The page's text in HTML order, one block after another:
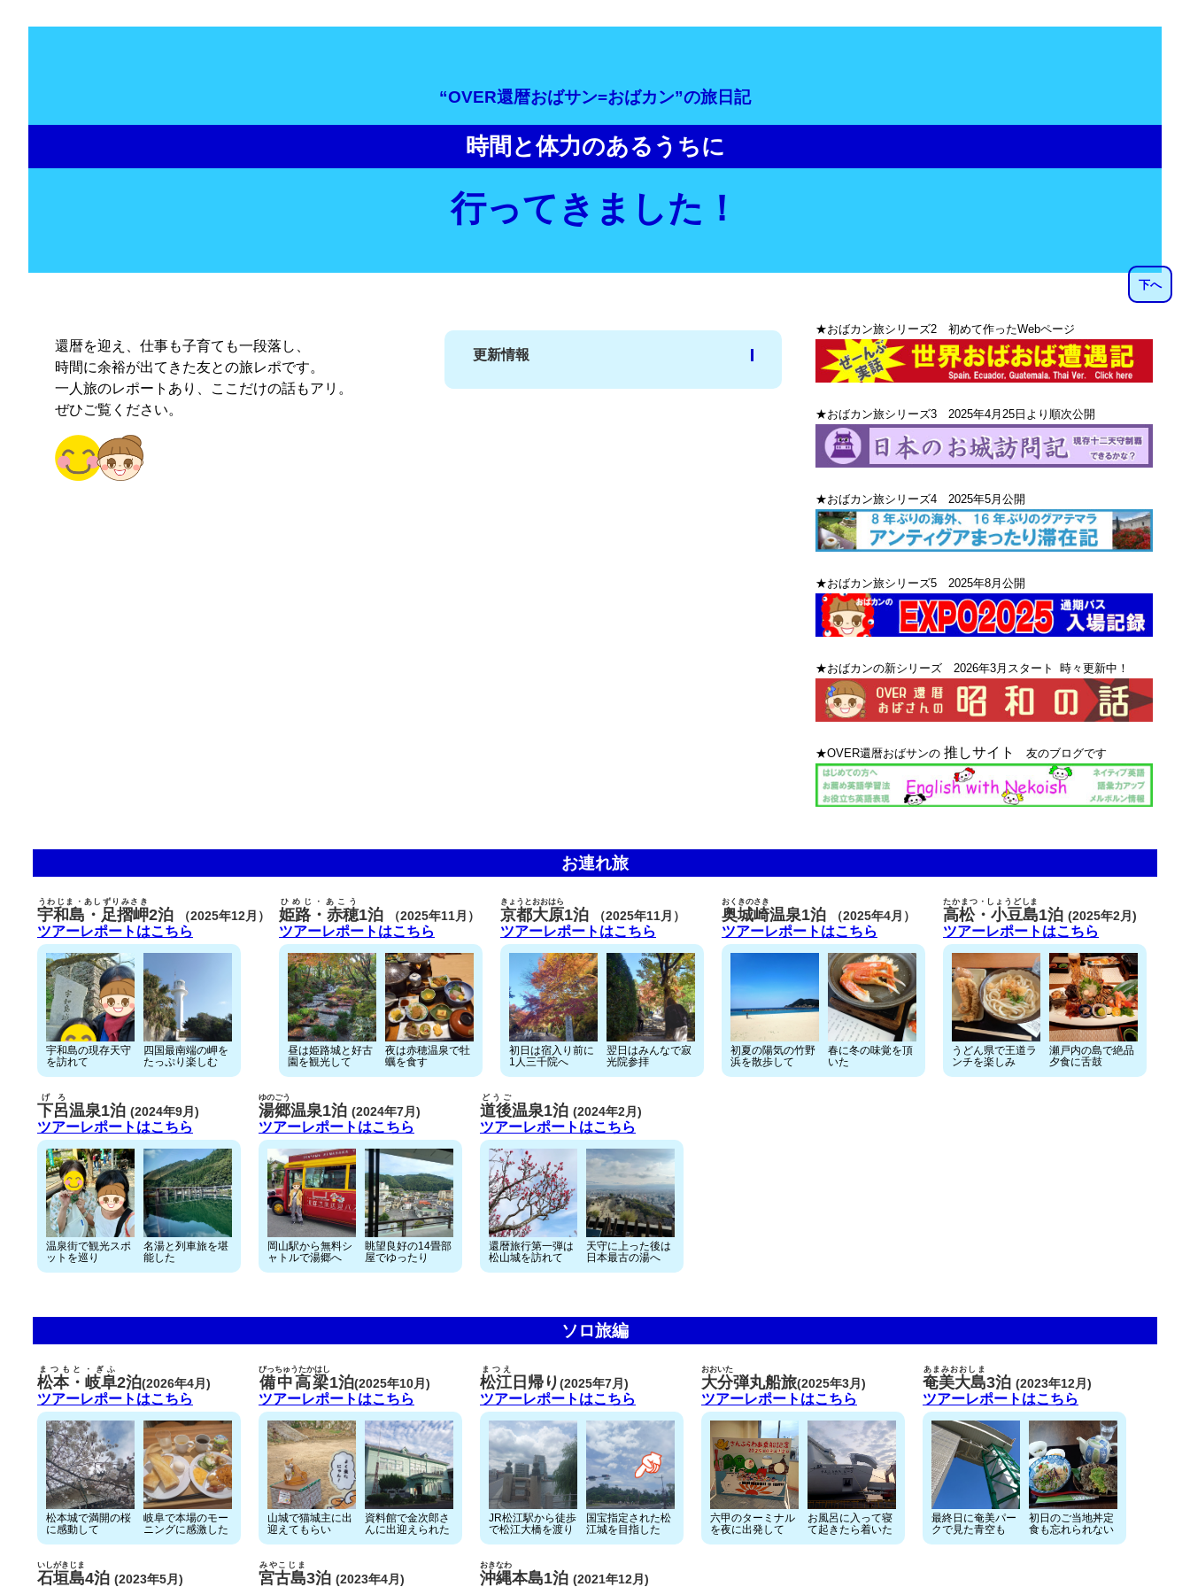
“OVER還暦おばサン=おばカン”の旅日記
時間と体力のあるうちに
行ってきました！
下へ
還暦を迎え、仕事も子育ても一段落し、
時間に余裕が出てきた友との旅レポです。
一人旅のレポートあり、ここだけの話もアリ。
ぜひご覧ください。
更新情報
★おばカン旅シリーズ2 初めて作ったWebページ
★おばカン旅シリーズ3 2025年4月25日より順次公開
★おばカン旅シリーズ4 2025年5月公開
★おばカン旅シリーズ5 2025年8月公開
★おばカンの新シリーズ 2026年3月スタート 時々更新中！
★OVER還暦おばサンの 推しサイト 友のブログです
お連れ旅
宇和島・足摺岬
うわじま・あしずりみさき
2泊 （2025年12月）
ツアーレポートはこちら
宇和島の現存天守
を訪れて
四国最南端の岬を
たっぷり楽しむ
姫路・赤穂
ひめじ・あこう
1泊 （2025年11月）
ツアーレポートはこちら
昼は姫路城と好古
園を観光して
夜は赤穂温泉で牡
蠣を食す
京都大原
きょうとおおはら
1泊 （2025年11月）
ツアーレポートはこちら
初日は宿入り前に
1人三千院へ
翌日はみんなで寂
光院参拝
奥城崎
おくきのさき
温泉1泊 （2025年4月）
ツアーレポートはこちら
初夏の陽気の竹野
浜を散歩して
春に冬の味覚を頂
いた
高松・小豆島
たかまつ・しょうどしま
1泊 (2025年2月)
ツアーレポートはこちら
うどん県で王道ラ
ンチを楽しみ
瀬戸内の島で絶品
夕食に舌鼓
下呂
げろ
温泉1泊 (2024年9月)
ツアーレポートはこちら
温泉街で観光スポ
ットを巡り
名湯と列車旅を堪
能した
湯郷
ゆのごう
温泉1泊 (2024年7月)
ツアーレポートはこちら
岡山駅から無料シ
ャトルで湯郷へ
眺望良好の14畳部
屋でゆったり
道後
どうご
温泉1泊 (2024年2月)
ツアーレポートはこちら
還暦旅行第一弾は
松山城を訪れて
天守に上った後は
日本最古の湯へ
ソロ旅編
松本・岐阜
まつもと・ぎふ
2泊(2026年4月)
ツアーレポートはこちら
松本城で満開の桜
に感動して
岐阜で本場のモー
ニングに感激した
備中高梁
びっちゅうたかはし
1泊(2025年10月)
ツアーレポートはこちら
山城で猫城主に出
迎えてもらい
資料館で金次郎さ
んに出迎えられた
松江
まつえ
日帰り(2025年7月)
ツアーレポートはこちら
JR松江駅から徒歩
で松江大橋を渡り
国宝指定された松
江城を目指した
大分
おおいた
弾丸船旅(2025年3月)
ツアーレポートはこちら
六甲のターミナル
を夜に出発して
お風呂に入って寝
て起きたら着いた
奄美大島
あまみおおしま
3泊 (2023年12月)
ツアーレポートはこちら
最終日に奄美パー
クで見た青空も
初日のご当地丼定
食も忘れられない
石垣島
いしがきじま
4泊 (2023年5月) 宮古島
みやこじま
3泊 (2023年4月) 沖縄
おきなわ
本島1泊 (2021年12月)